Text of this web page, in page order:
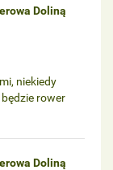
Doliną
niekiedy
rower
Doliną